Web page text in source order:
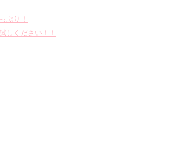
ぷり！
しください！！